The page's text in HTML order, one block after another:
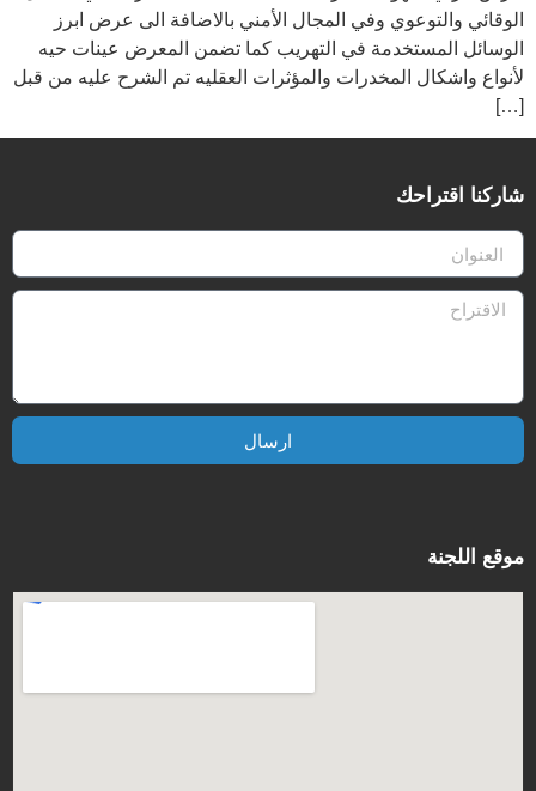
الوقائي والتوعوي وفي المجال الأمني بالاضافة الى عرض ابرز
الوسائل المستخدمة في التهريب كما تضمن المعرض عينات حيه
لأنواع واشكال المخدرات والمؤثرات العقليه تم الشرح عليه من قبل
[…]
شاركنا اقتراحك
ارسال
موقع اللجنة